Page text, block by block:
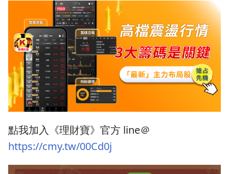
點我加入《理財寶》官方 line＠
https://cmy.tw/00Cd0j